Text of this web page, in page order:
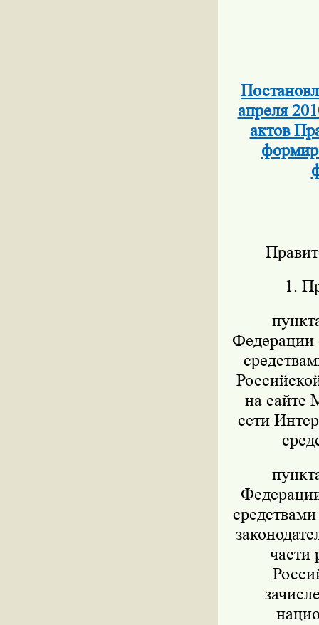
апреля
актов
1.
Федерации
на сайте
сети
части